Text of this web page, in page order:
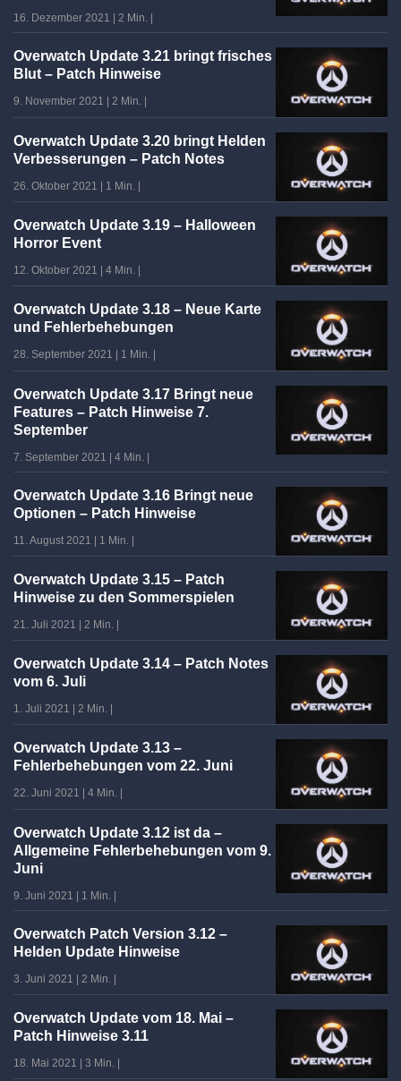
16. Dezember 2021 2 Min.
Overwatch Update 3.21 bringt frisches
Blut – Patch Hinweise
9. November 2021 2 Min.
Overwatch Update 3.20 bringt Helden
Verbesserungen – Patch Notes
26. Oktober 2021 | 1 Min. |
Overwatch Update 3.19 – Halloween
Horror Event
12. Oktober 2021 | 4 Min. |
Overwatch Update 3.18 – Neue Karte
und Fehlerbehebungen
28. September 2021 1 Min.
Overwatch Update 3.17 Bringt neue
Features – Patch Hinweise 7.
September
7. September 2021 | 4 Min. |
Overwatch Update 3.16 Bringt neue
Optionen – Patch Hinweise
11. August 2021 | 1 Min. |
Overwatch Update 3.15 – Patch
Hinweise zu den Sommerspielen
21. Juli 2021 | 2 Min. |
Overwatch Update 3.14 – Patch Notes
vom 6. Juli
1. Juli 2021 2 Min.
Overwatch Update 3.13 –
Fehlerbehebungen vom 22. Juni
22. Juni 2021 4 Min.
Overwatch Update 3.12 ist da –
Allgemeine Fehlerbehebungen vom 9.
Juni
9. Juni 2021 | 1 Min. |
Overwatch Patch Version 3.12 –
Helden Update Hinweise
3. Juni 2021 | 2 Min. |
Overwatch Update vom 18. Mai –
Patch Hinweise 3.11
18. Mai 2021 3 Min.